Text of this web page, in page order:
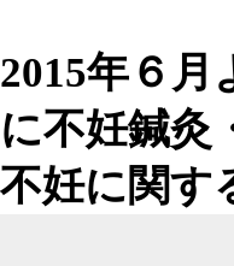
2015年６
に不妊鍼灸
不妊に関す